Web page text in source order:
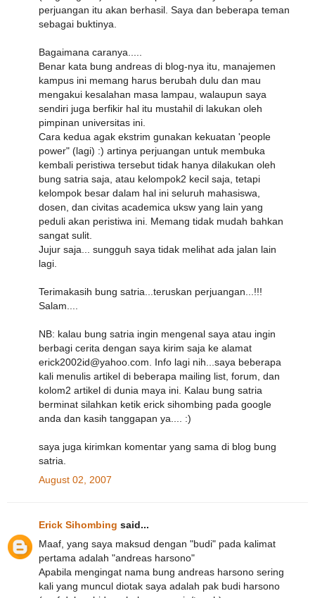
perjuangan itu akan berhasil. Saya dan beberapa teman
sebagai buktinya.
Bagaimana caranya.....
Benar kata bung andreas di blog-nya itu, manajemen
kampus ini memang harus berubah dulu dan mau
mengakui kesalahan masa lampau, walaupun saya
sendiri juga berfikir hal itu mustahil di lakukan oleh
pimpinan universitas ini.
Cara kedua agak ekstrim gunakan kekuatan 'people
power" (lagi) :) artinya perjuangan untuk membuka
kembali peristiwa tersebut tidak hanya dilakukan oleh
bung satria saja, atau kelompok2 kecil saja, tetapi
kelompok besar dalam hal ini seluruh mahasiswa,
dosen, dan civitas academica uksw yang lain yang
peduli akan peristiwa ini. Memang tidak mudah bahkan
sangat sulit.
Jujur saja... sungguh saya tidak melihat ada jalan lain
lagi.
Terimakasih bung satria...teruskan perjuangan...!!!
Salam....
NB: kalau bung satria ingin mengenal saya atau ingin
berbagi cerita dengan saya kirim saja ke alamat
erick2002id@yahoo.com. Info lagi nih...saya beberapa
kali menulis artikel di beberapa mailing list, forum, dan
kolom2 artikel di dunia maya ini. Kalau bung satria
berminat silahkan ketik erick sihombing pada google
anda dan kasih tanggapan ya.... :)
saya juga kirimkan komentar yang sama di blog bung
satria.
August 02, 2007
Erick Sihombing said...
Maaf, yang saya maksud dengan "budi" pada kalimat
pertama adalah "andreas harsono"
Apabila mengingat nama bung andreas harsono sering
kali yang muncul diotak saya adalah pak budi harsono